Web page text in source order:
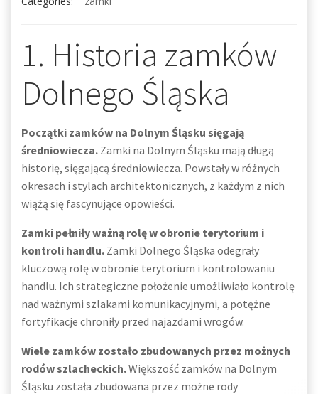
1. Historia zamków
Dolnego Śląska
Początki zamków na Dolnym Śląsku sięgają
średniowiecza. Zamki na Dolnym Śląsku mają długą
historię, sięgającą średniowiecza. Powstały w różnych
okresach i stylach architektonicznych, z każdym z nich
wiążą się fascynujące opowieści.
Zamki pełniły ważną rolę w obronie terytorium i
kontroli handlu. Zamki Dolnego Śląska odegrały
kluczową rolę w obronie terytorium i kontrolowaniu
handlu. Ich strategiczne położenie umożliwiało kontrolę
nad ważnymi szlakami komunikacyjnymi, a potężne
fortyfikacje chroniły przed najazdami wrogów.
Wiele zamków zostało zbudowanych przez możnych
rodów szlacheckich.Większość zamków na Dolnym
Śląsku została zbudowana przez możne rody